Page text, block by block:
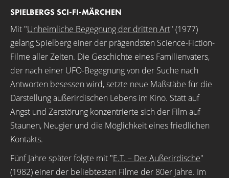
SPIELBERGS SCI-FI-MÄRCHEN
Mit "Unheimliche Begegnung der dritten Art" (1977)
gelang Spielberg einer der prägendsten Science-Fiction-
Filme aller Zeiten. Die Geschichte eines Familienvaters,
der nach einer UFO-Begegnung von der Suche nach
Antworten besessen wird, setzte neue Maßstäbe für die
Darstellung außerirdischen Lebens im Kino. Statt auf
Angst und Zerstörung konzentrierte sich der Film auf
Staunen, Neugier und die Möglichkeit eines friedlichen
Kontakts.
Fünf Jahre später folgte mit "E.T. – Der Außerirdische"
(1982) einer der beliebtesten Filme der 80er Jahre. Im